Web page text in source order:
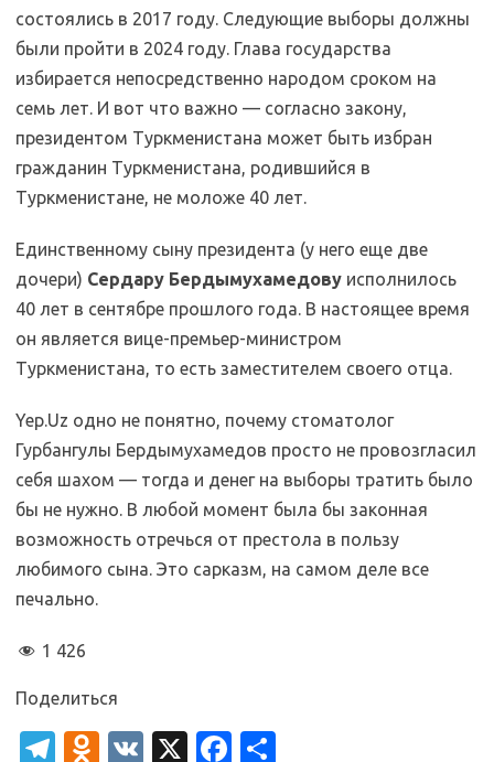
состоялись в 2017 году. Следующие выборы должны
были пройти в 2024 году. Глава государства
избирается непосредственно народом сроком на
семь лет. И вот что важно — согласно закону,
президентом Туркменистана может быть избран
гражданин Туркменистана, родившийся в
Туркменистане, не моложе 40 лет.
Единственному сыну президента (у него еще две
дочери) Сердару Бердымухамедову исполнилось
40 лет в сентябре прошлого года. В настоящее время
он является вице-премьер-министром
Туркменистана, то есть заместителем своего отца.
Yep.Uz одно не понятно, почему стоматолог
Гурбангулы Бердымухамедов просто не провозгласил
себя шахом — тогда и денег на выборы тратить было
бы не нужно. В любой момент была бы законная
возможность отречься от престола в пользу
любимого сына. Это сарказм, на самом деле все
печально.
1 426
Поделиться
T
O
V
X
Fa